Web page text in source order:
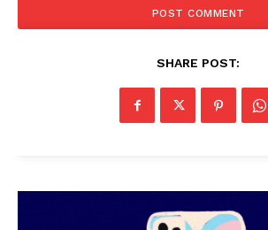
SHARE POST: